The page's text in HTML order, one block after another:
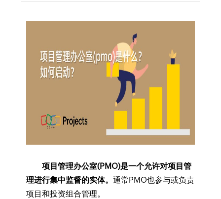
项目管理办公室(PMO)是一个允许对项目管
理进行集中监督的实体。 通常PMO也参与或负责
项目和投资组合管理。